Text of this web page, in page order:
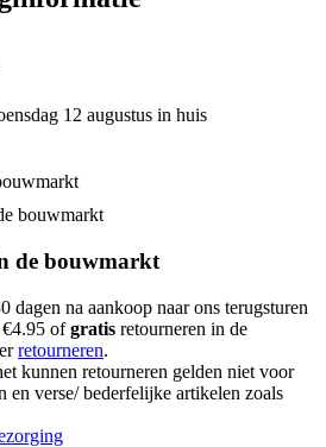
12 augustus in huis
bouwmarkt
de bouwmarkt
dagen na aankoop naar ons terugsturen
ofgratis retourneren in de
retourneren.
kunnen retourneren gelden niet voor
en verse/ bederfelijke artikelen zoals